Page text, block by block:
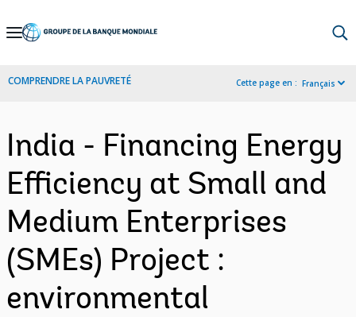
Skip
Navigation
COMPRENDRE LA PAUVRETÉ Cette page en : Français
India - Financing Energy
Efficiency at Small and
Medium Enterprises
(SMEs) Project :
environmental